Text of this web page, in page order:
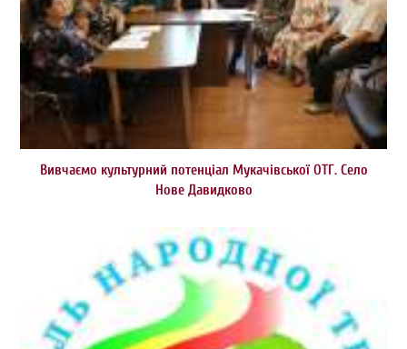
Вивчаємо культурний потенціал Мукачівської ОТГ. Село
Нове Давидково